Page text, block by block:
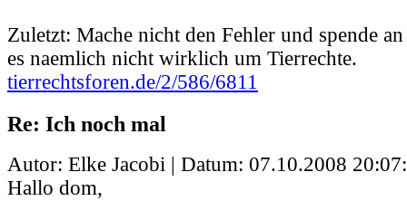
Zuletzt: Mache nicht den Fehler und spende
es naemlich nicht wirklich um Tierrechte.
tierrechtsforen.de/2/586/6811
Re: Ich noch mal
Autor: Elke Jacobi | Datum: 07.10.2008
Hallo dom,